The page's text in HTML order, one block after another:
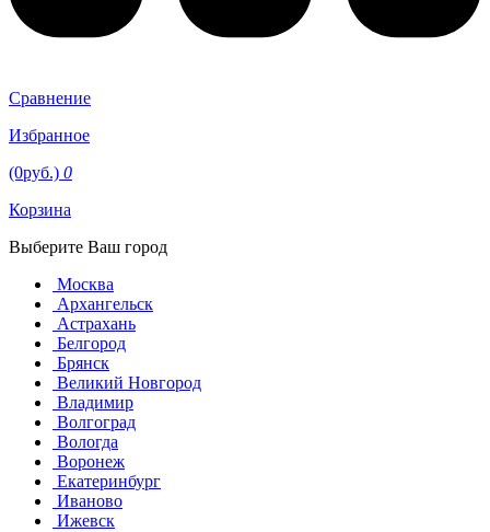
Сравнение
Избранное
(0руб.) 0
Корзина
Выберите Ваш город
Москва
Архангельск
Астрахань
Белгород
Брянск
Великий Новгород
Владимир
Волгоград
Вологда
Воронеж
Екатеринбург
Иваново
Ижевск